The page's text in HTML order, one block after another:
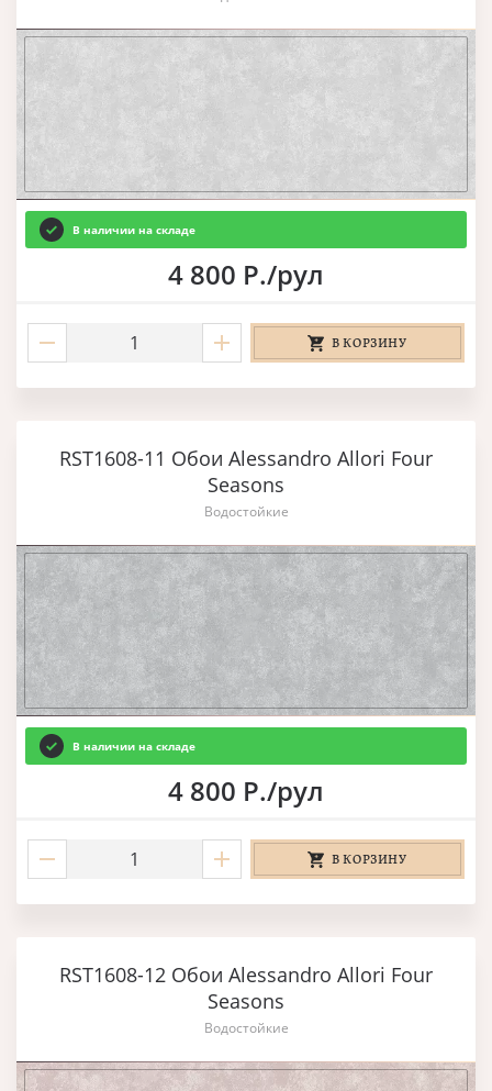
В наличии на складе
4 800 Р./рул
В КОРЗИНУ
RST1608-11 Обои Alessandro Allori Four
Seasons
Водостойкие
В наличии на складе
4 800 Р./рул
В КОРЗИНУ
RST1608-12 Обои Alessandro Allori Four
Seasons
Водостойкие